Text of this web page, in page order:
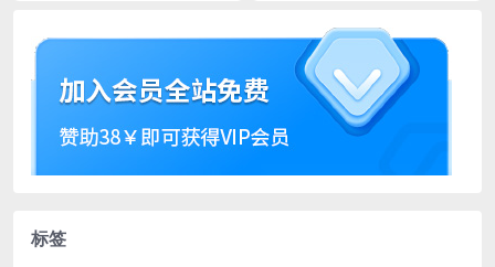
标签